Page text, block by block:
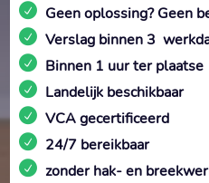
Geen oplossing? Geen
Verslag binnen 3
Binnen 1 uur ter plaatse
Landelijk beschikbaar
VCA gecertificeerd
24/7 bereikbaar
zonder hak- en